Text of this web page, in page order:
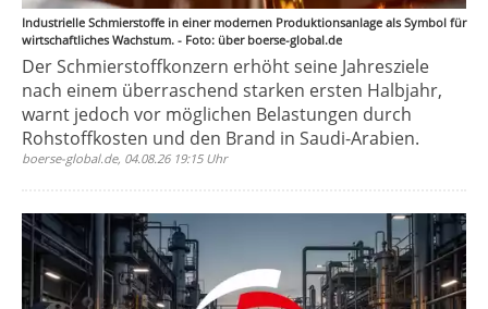
Industrielle Schmierstoffe in einer modernen Produktionsanlage als Symbol für
wirtschaftliches Wachstum. - Foto: über boerse-global.de
Der Schmierstoffkonzern erhöht seine Jahresziele
nach einem überraschend starken ersten Halbjahr,
warnt jedoch vor möglichen Belastungen durch
Rohstoffkosten und den Brand in Saudi-Arabien.
boerse-global.de, 04.08.26 19:15 Uhr